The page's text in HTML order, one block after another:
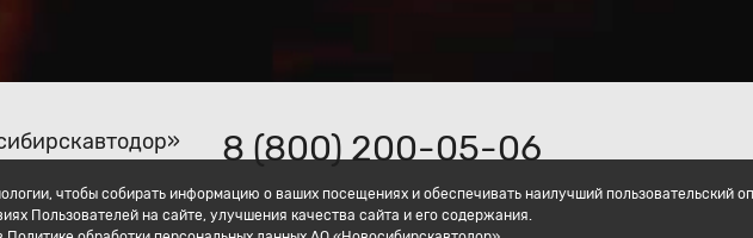
8 (800) 200-05-06
чтобы собирать информацию о ваших посещениях и обеспечивать наилучший пользовательский
Пользователей на сайте, улучшения качества сайта и его содержания.